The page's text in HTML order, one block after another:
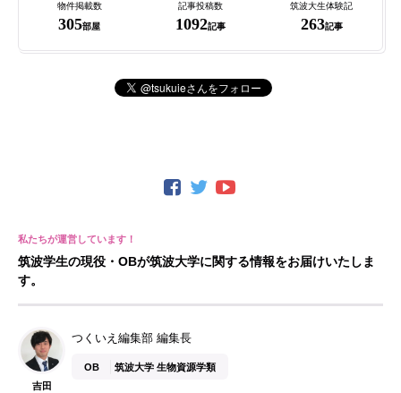
物件掲載数
305部屋
記事投稿数
1092記事
筑波大生体験記
263記事
筑波学生の現役・OBが筑波大学に関する情報をお届けいたしま
す。
吉田
つくいえ編集部 編集長
OB 筑波大学 生物資源学類